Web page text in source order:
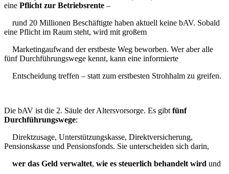
eine Pflicht zur Betriebsrente –
rund 20 Millionen Beschäftigte haben aktuell keine bAV. Sobald
eine Pflicht im Raum steht, wird mit großem
Marketingaufwand der erstbeste Weg beworben. Wer aber alle
fünf Durchführungswege kennt, kann eine informierte
Entscheidung treffen – statt zum erstbesten Strohhalm zu greifen.
Die bAV ist die 2. Säule der Altersvorsorge. Es gibt fünf
Durchführungswege:
Direktzusage, Unterstützungskasse, Direktversicherung,
Pensionskasse und Pensionsfonds. Sie unterscheiden sich darin,
wer das Geld verwaltet, wie es steuerlich behandelt wird und